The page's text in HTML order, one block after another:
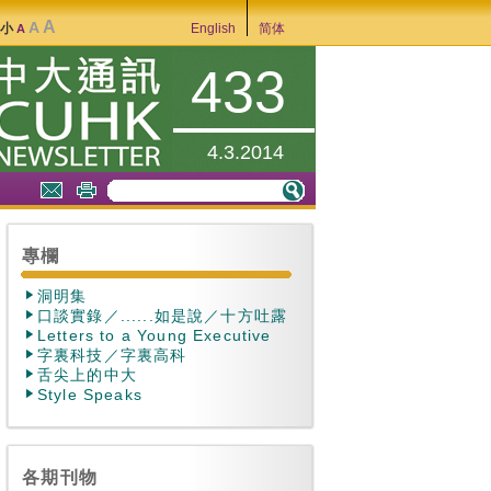
A A A English 简体
433
4.3.2014
專欄
洞明集
口談實錄／......如是說／十方吐露
Letters to a Young Executive
字裏科技／字裏高科
舌尖上的中大
Style Speaks
各期刊物